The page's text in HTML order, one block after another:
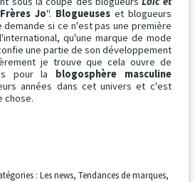
Jo". Blogueuseset blogueurs
demande si ce n'est pas une première
qu'une marque de mode
une partie de son développement
je trouve que cela ouvre de
pour la blogosphère masculine
années dans cet univers et c'est
chose.
: Les news, Tendances de marques,